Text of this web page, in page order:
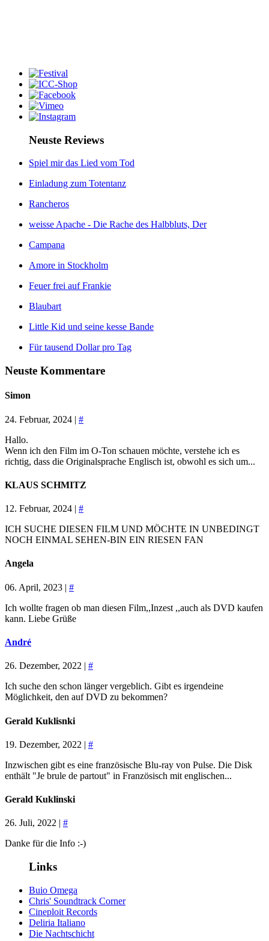
Neuste Reviews
Spiel mir das Lied vom Tod
Einladung zum Totentanz
Rancheros
weisse Apache - Die Rache des Halbbluts, Der
Campana
Amore in Stockholm
Feuer frei auf Frankie
Blaubart
Little Kid und seine kesse Bande
Für tausend Dollar pro Tag
Neuste Kommentare
Simon
24. Februar, 2024 | #
Hallo.
Wenn ich den Film im O-Ton schauen möchte, verstehe ich es
richtig, dass die Originalsprache Englisch ist, obwohl es sich um...
KLAUS SCHMITZ
12. Februar, 2024 | #
ICH SUCHE DIESEN FILM UND MÖCHTE IN UNBEDINGT
NOCH EINMAL SEHEN-BIN EIN RIESEN FAN
Angela
06. April, 2023 | #
Ich wollte fragen ob man diesen Film,,Inzest ,,auch als DVD kaufen
kann. Liebe Grüße
André
26. Dezember, 2022 | #
Ich suche den schon länger vergeblich. Gibt es irgendeine
Möglichkeit, den auf DVD zu bekommen?
Gerald Kuklisnki
19. Dezember, 2022 | #
Inzwischen gibt es eine französische Blu-ray von Pulse. Die Disk
enthält "Je brule de partout" in Französisch mit englischen...
Gerald Kuklinski
26. Juli, 2022 | #
Danke für die Info :-)
Links
Buio Omega
Chris' Soundtrack Corner
Cineploit Records
Deliria Italiano
Die Nachtschicht